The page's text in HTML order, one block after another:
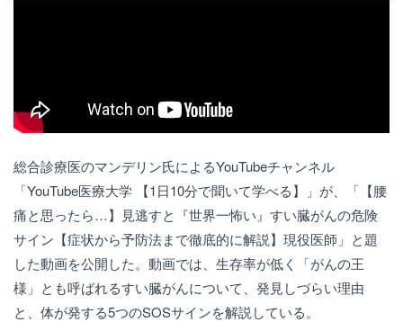
総合診療医のマンデリン氏によるYouTubeチャンネル
「YouTube医療大学 【1日10分で聞いて学べる】」が、「【腰
痛と思ったら…】見逃すと『世界一怖い』すい臓がんの危険
サイン【症状から予防法まで徹底的に解説】現役医師」と題
した動画を公開した。動画では、生存率が低く「がんの王
様」とも呼ばれるすい臓がんについて、発見しづらい理由
と、体が発する5つのSOSサインを解説している。